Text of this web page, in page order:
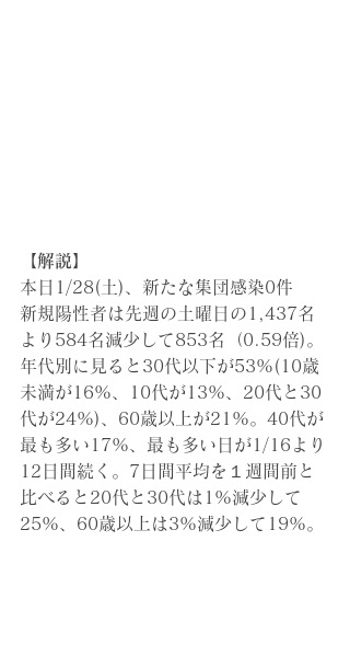
【解説】
本日1/28(土)、新たな集団感染0件
新規陽性者は先週の土曜日の1,437名
より584名減少して853名（0.59倍)。
年代別に見ると30代以下が53%(10歳
未満が16%、10代が13%、20代と30
代が24%)、60歳以上が21%。40代が
最も多い17%、最も多い日が1/16より
12日間続く。7日間平均を１週間前と
比べると20代と30代は1%減少して
25%、60歳以上は3%減少して19%。